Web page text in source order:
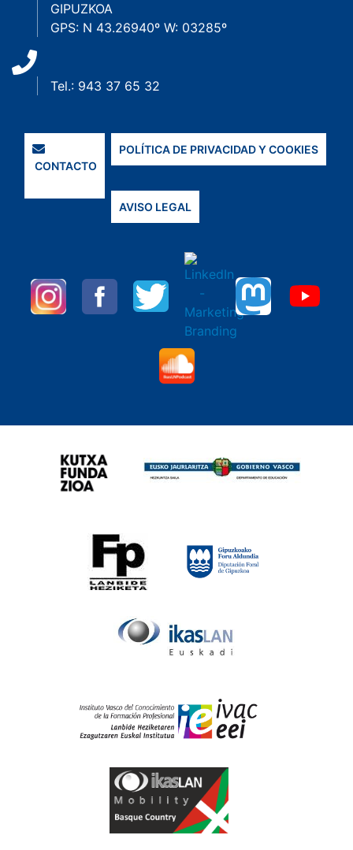
GIPUZKOA
GPS: N 43.26940º W: 03285º
Tel.: 943 37 65 32
CONTACTO
POLÍTICA DE PRIVACIDAD Y COOKIES
AVISO LEGAL